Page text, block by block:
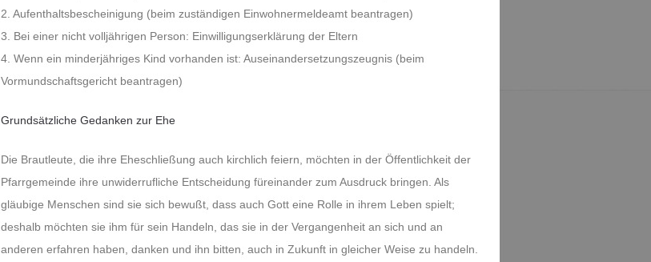
2. Aufenthaltsbescheinigung (beim zuständigen Einwohnermeldeamt beantragen)
3. Bei einer nicht volljährigen Person: Einwilligungserklärung der Eltern
4. Wenn ein minderjähriges Kind vorhanden ist: Auseinandersetzungszeugnis (beim
Vormundschaftsgericht beantragen)
Grundsätzliche Gedanken zur Ehe
Die Brautleute, die ihre Eheschließung auch kirchlich feiern, möchten in der Öffentlichkeit der
Pfarrgemeinde ihre unwiderrufliche Entscheidung füreinander zum Ausdruck bringen. Als
gläubige Menschen sind sie sich bewußt, dass auch Gott eine Rolle in ihrem Leben spielt;
deshalb möchten sie ihm für sein Handeln, das sie in der Vergangenheit an sich und an
anderen erfahren haben, danken und ihn bitten, auch in Zukunft in gleicher Weise zu handeln.